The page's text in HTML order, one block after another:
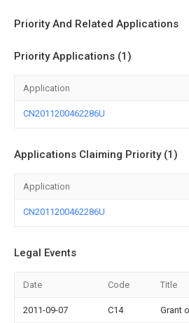
Priority And Related Applications
Priority Applications (1)
Application
CN2011200462286U
Applications Claiming Priority (1)
Application
CN2011200462286U
Legal Events
Date Code Title
2011-09-07 C14 Grant